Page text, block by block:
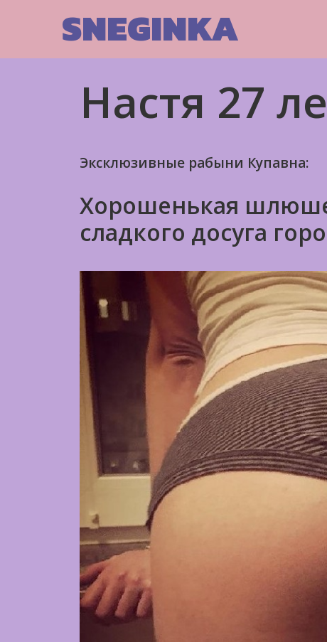
SNEGINKA
Настя 27
Эксклюзивные рабыни Купавна:
Хорошенькая
сладкого досуга